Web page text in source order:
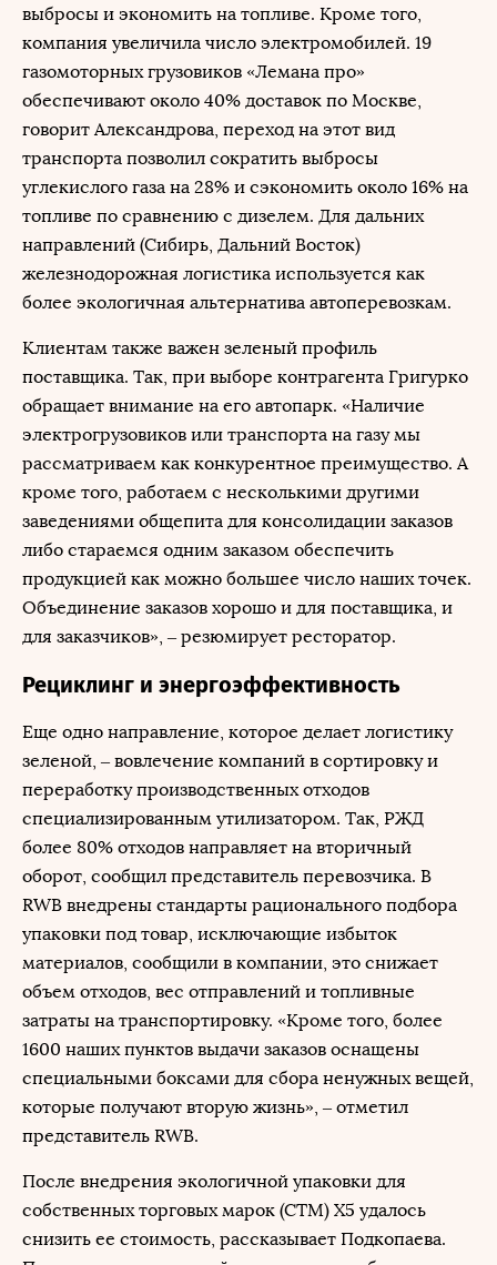
выбросы и экономить на топливе. Кроме того,
компания увеличила число электромобилей. 19
газомоторных грузовиков «Лемана про»
обеспечивают около 40% доставок по Москве,
говорит Александрова, переход на этот вид
транспорта позволил сократить выбросы
углекислого газа на 28% и сэкономить около 16% на
топливе по сравнению с дизелем. Для дальних
направлений (Сибирь, Дальний Восток)
железнодорожная логистика используется как
более экологичная альтернатива автоперевозкам.
Клиентам также важен зеленый профиль
поставщика. Так, при выборе контрагента Григурко
обращает внимание на его автопарк. «Наличие
электрогрузовиков или транспорта на газу мы
рассматриваем как конкурентное преимущество. А
кроме того, работаем с несколькими другими
заведениями общепита для консолидации заказов
либо стараемся одним заказом обеспечить
продукцией как можно большее число наших точек.
Объединение заказов хорошо и для поставщика, и
для заказчиков», – резюмирует ресторатор.
Рециклинг и энергоэффективность
Еще одно направление, которое делает логистику
зеленой, – вовлечение компаний в сортировку и
переработку производственных отходов
специализированным утилизатором. Так, РЖД
более 80% отходов направляет на вторичный
оборот, сообщил представитель перевозчика. В
RWB внедрены стандарты рационального подбора
упаковки под товар, исключающие избыток
материалов, сообщили в компании, это снижает
объем отходов, вес отправлений и топливные
затраты на транспортировку. «Кроме того, более
1600 наших пунктов выдачи заказов оснащены
специальными боксами для сбора ненужных вещей,
которые получают вторую жизнь», – отметил
представитель RWB.
После внедрения экологичной упаковки для
собственных торговых марок (СТМ) X5 удалось
снизить ее стоимость, рассказывает Подкопаева.